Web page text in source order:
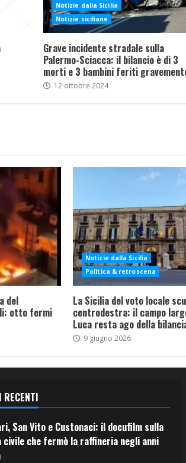
Notizie dalla Sicilia
Notizie siciliane
Grave incidente stradale sulla
Palermo-Sciacca: il bilancio è di 3
morti e 3 bambini feriti
12 ottobre 2024
del
otto fermi
Notizie dalla Sicilia
Politica & retroscena
La Sicilia del voto locale
centrodestra: il campo
Luca resta ago della
9 giugno 2026
San Vito e Custonaci: il docufilm sulla
che fermò la raffineria negli anni